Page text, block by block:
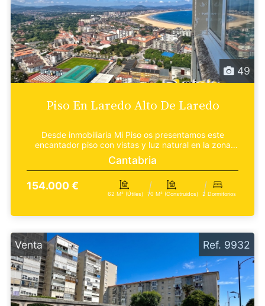
49
Piso En Laredo Alto De Laredo
Desde inmobiliaria Mi Piso os presentamos este
encantador piso con vistas y luz natural en la zona
alta d...
Cantabria
154.000 €
62 M² (útiles) 70 M² (construidos) 2 Dormitorios
Venta Ref. 9932